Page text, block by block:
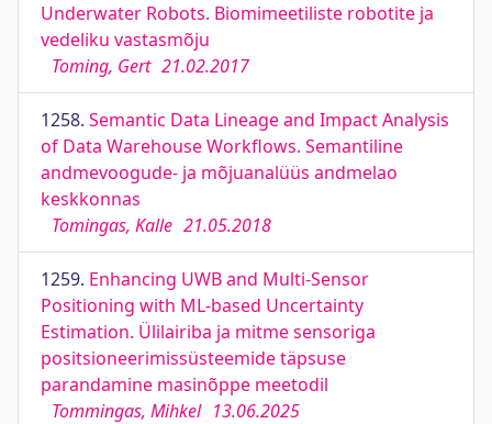
Underwater Robots. Biomimeetiliste robotite ja
vedeliku vastasmõju
Toming, Gert 21.02.2017
1258. Semantic Data Lineage and Impact Analysis
of Data Warehouse Workflows. Semantiline
andmevoogude‐ ja mõjuanalüüs andmelao
keskkonnas
Tomingas, Kalle 21.05.2018
1259. Enhancing UWB and Multi-Sensor
Positioning with ML-based Uncertainty
Estimation. Ülilairiba ja mitme sensoriga
positsioneerimissüsteemide täpsuse
parandamine masinõppe meetodil
Tommingas, Mihkel 13.06.2025